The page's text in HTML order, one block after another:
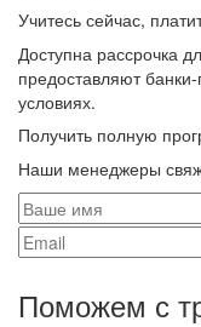
Учитесь сейчас,
Доступна рассрочка
предоставляют
условиях.
Получить полную
Наши менеджеры
Поможем с